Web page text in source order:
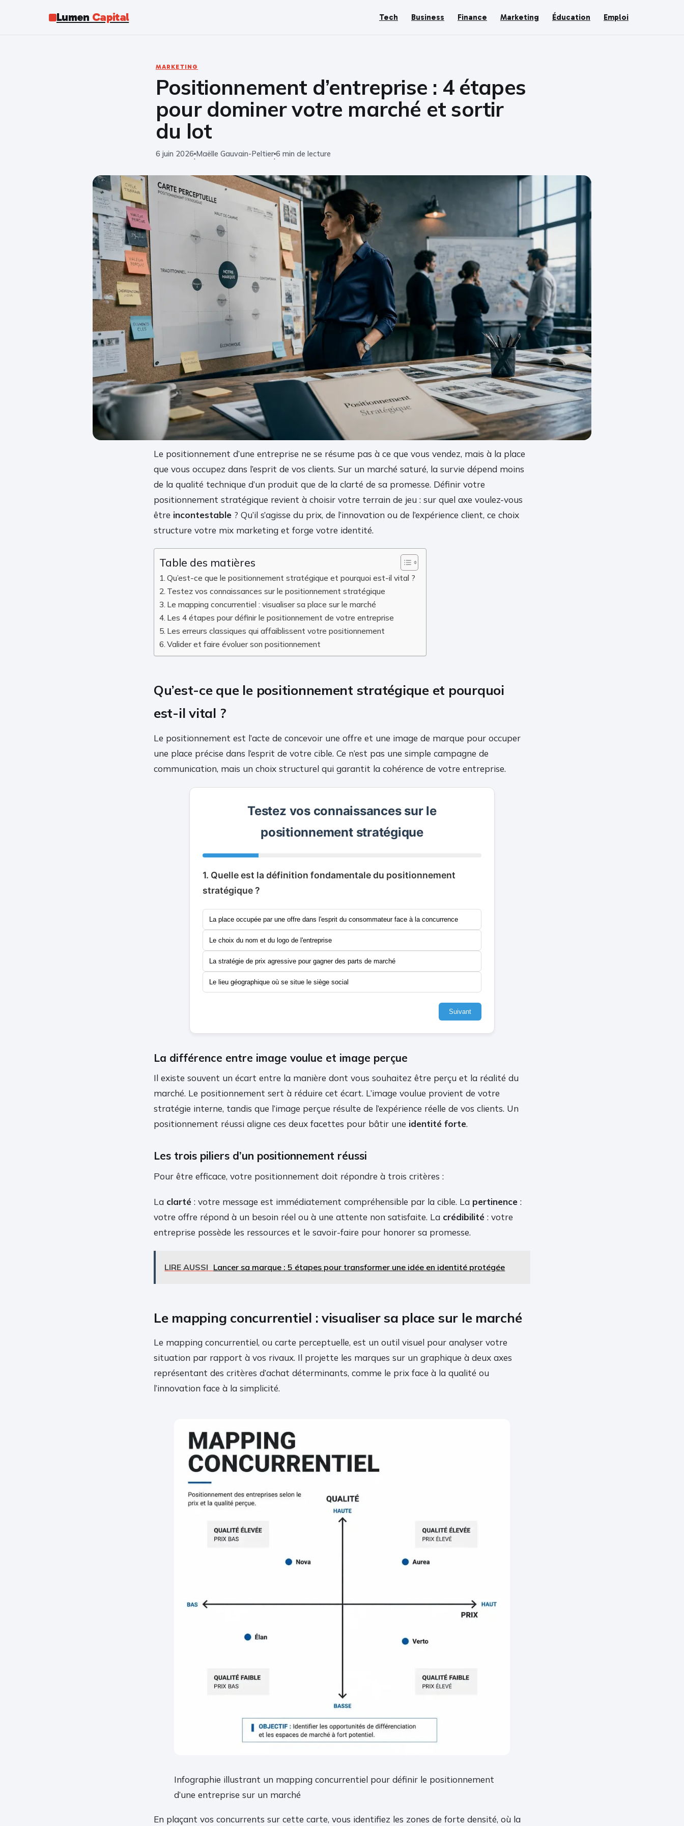
Lumen Capital Tech Business Finance Marketing Éducation Emploi
MARKETING
Positionnement d’entreprise : 4 étapes
pour dominer votre marché et sortir
du lot
6 juin 2026
·
Maëlle Gauvain-Peltier
·
6 min de lecture
Le positionnement d’une entreprise ne se résume pas à ce que vous vendez, mais à la place
que vous occupez dans l’esprit de vos clients. Sur un marché saturé, la survie dépend moins
de la qualité technique d’un produit que de la clarté de sa promesse. Définir votre
positionnement stratégique revient à choisir votre terrain de jeu : sur quel axe voulez-vous
être incontestable ? Qu’il s’agisse du prix, de l’innovation ou de l’expérience client, ce choix
structure votre mix marketing et forge votre identité.
Table des matières
Qu’est-ce que le positionnement stratégique et pourquoi est-il vital ?
Testez vos connaissances sur le positionnement stratégique
Le mapping concurrentiel : visualiser sa place sur le marché
Les 4 étapes pour définir le positionnement de votre entreprise
Les erreurs classiques qui affaiblissent votre positionnement
Valider et faire évoluer son positionnement
Qu’est-ce que le positionnement stratégique et pourquoi
est-il vital ?
Le positionnement est l’acte de concevoir une offre et une image de marque pour occuper
une place précise dans l’esprit de votre cible. Ce n’est pas une simple campagne de
communication, mais un choix structurel qui garantit la cohérence de votre entreprise.
Testez vos connaissances sur le
positionnement stratégique
1. Quelle est la définition fondamentale du positionnement
stratégique ?
La place occupée par une offre dans l'esprit du consommateur face à la concurrence
Le choix du nom et du logo de l'entreprise
La stratégie de prix agressive pour gagner des parts de marché
Le lieu géographique où se situe le siège social
Suivant
La différence entre image voulue et image perçue
Il existe souvent un écart entre la manière dont vous souhaitez être perçu et la réalité du
marché. Le positionnement sert à réduire cet écart. L’image voulue provient de votre
stratégie interne, tandis que l’image perçue résulte de l’expérience réelle de vos clients. Un
positionnement réussi aligne ces deux facettes pour bâtir une identité forte.
Les trois piliers d’un positionnement réussi
Pour être efficace, votre positionnement doit répondre à trois critères :
La clarté : votre message est immédiatement compréhensible par la cible. La pertinence :
votre offre répond à un besoin réel ou à une attente non satisfaite. La crédibilité : votre
entreprise possède les ressources et le savoir-faire pour honorer sa promesse.
LIRE AUSSI Lancer sa marque : 5 étapes pour transformer une idée en identité protégée
Le mapping concurrentiel : visualiser sa place sur le marché
Le mapping concurrentiel, ou carte perceptuelle, est un outil visuel pour analyser votre
situation par rapport à vos rivaux. Il projette les marques sur un graphique à deux axes
représentant des critères d’achat déterminants, comme le prix face à la qualité ou
l’innovation face à la simplicité.
Infographie illustrant un mapping concurrentiel pour définir le positionnement
d’une entreprise sur un marché
En plaçant vos concurrents sur cette carte, vous identifiez les zones de forte densité, où la